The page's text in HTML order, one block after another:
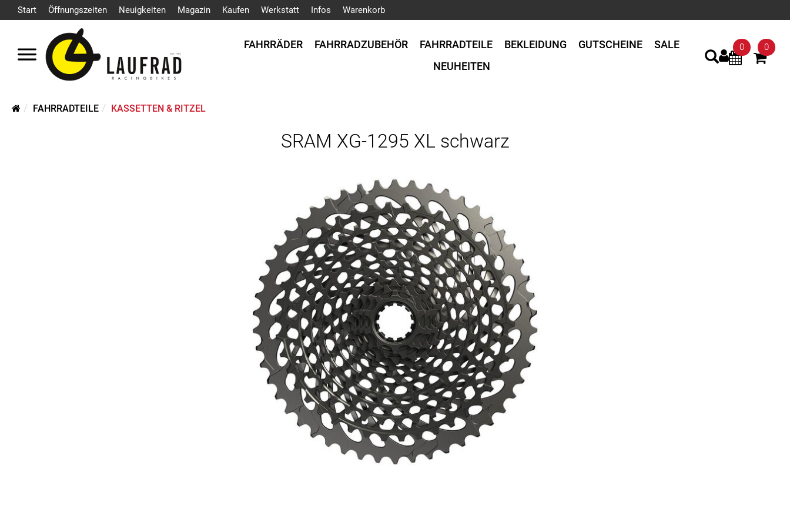
Start Öffnungszeiten Neuigkeiten Magazin Kaufen Werkstatt Infos Warenkorb
FAHRRÄDER FAHRRADZUBEHÖR FAHRRADTEILE BEKLEIDUNG GUTSCHEINE
SALE
NEUHEITEN
0 0
FAHRRADTEILE KASSETTEN & RITZEL
SRAM XG-1295 XL schwarz